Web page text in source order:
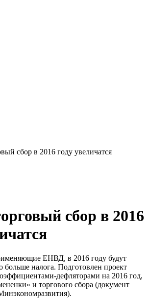
сбор в 2016 году увеличатся
сбор в 2016
ЕНВД, в 2016 году будут
больше налога. Подготовлен проект
дефляторами на 2016 год,
и торгового сбора (документ